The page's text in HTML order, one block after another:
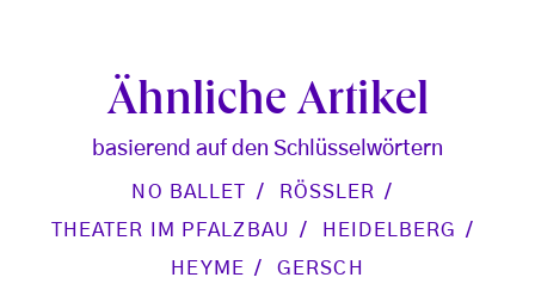
Ähnliche Artikel
basierend auf den Schlüsselwörtern
NO BALLET
RÖSSLER
THEATER IM PFALZBAU
HEIDELBERG
HEYME
GERSCH